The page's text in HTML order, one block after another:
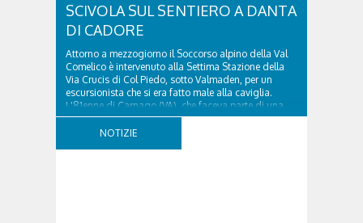
SCIVOLA SUL SENTIERO A DANTA
DI CADORE
Attorno a mezzogiorno il Soccorso alpino della Val
Comelico è intervenuto alla Settima Stazione della
Via Crucis di Col Piedo, sotto Valmaden, per un
escursionista che si era fatto male alla caviglia.
L'81enne di Carnago (VA), che faceva parte di una
comitiva e aveva riportato un trauma...
NOTIZIE